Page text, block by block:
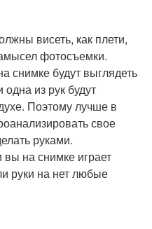
висеть, как плети,
фотосъемки.
снимке будут выглядеть
из рук будут
Поэтому лучше в
свое
руками.
вы на снимке играет
руки на нет любые